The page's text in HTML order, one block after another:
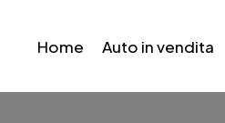
Home Auto in vendita